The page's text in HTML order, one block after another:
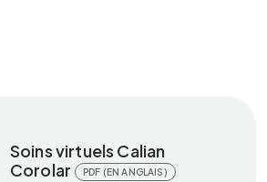
Soins virtuels Calian
Corolar
PDF (EN ANGLAIS)